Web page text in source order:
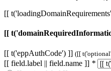
[[
[[
[[ t('eppAuthCode') ]] ([[
[[ field.label || field.name ]] *